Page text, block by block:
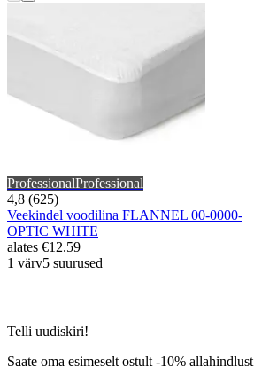
ProfessionalProfessional
4,8 (625)
Veekindel voodilina FLANNEL 00-0000-
OPTIC WHITE
alates €12.59
1 värv5 suurused
Telli uudiskiri!
Saate oma esimeselt ostult -10% allahindlust